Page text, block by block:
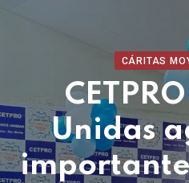
CÁRITAS
Unidas